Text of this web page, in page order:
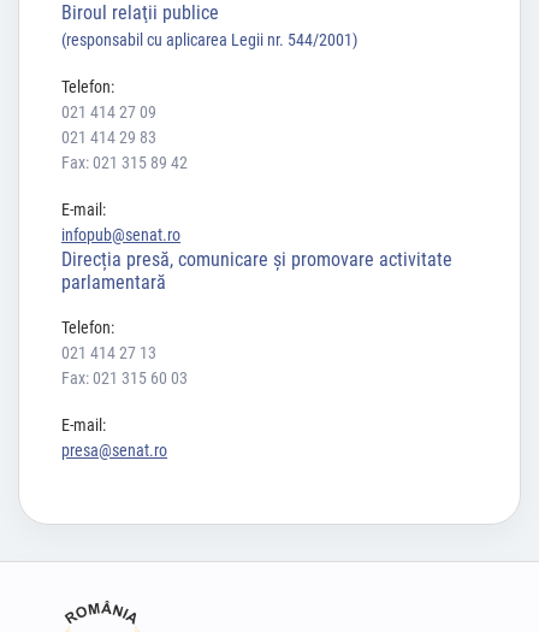
Biroul relaţii publice
(responsabil cu aplicarea Legii nr. 544/2001)
Telefon:
021 414 27 09
021 414 29 83
Fax: 021 315 89 42
E-mail:
infopub@senat.ro
Direcția presă, comunicare și promovare activitate
parlamentară
Telefon:
021 414 27 13
Fax: 021 315 60 03
E-mail:
presa@senat.ro